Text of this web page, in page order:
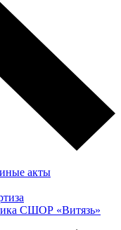
акты
СШОР «Витязь»